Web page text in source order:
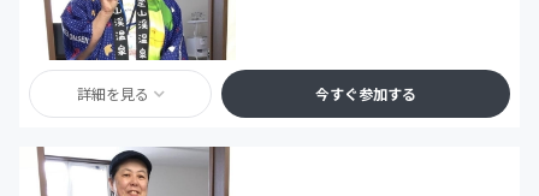
詳細を見る 今すぐ参加する